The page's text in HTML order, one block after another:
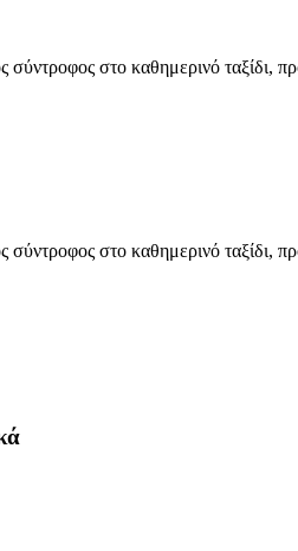
σύντροφος στο καθημερινό
σύντροφος στο καθημερινό